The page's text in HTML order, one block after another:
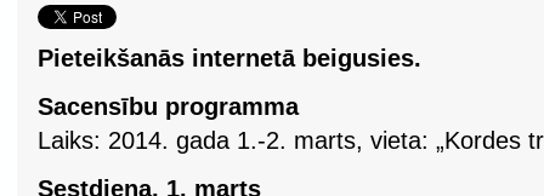
Pieteikšanās internetā beigusies.
Sacensību programma
Laiks: 2014. gada 1.-2. marts, vieta: „Kordes
Sestdiena, 1. marts